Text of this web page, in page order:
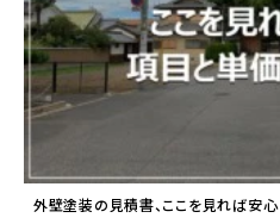
外壁塗装の見積書、ここを見れば安